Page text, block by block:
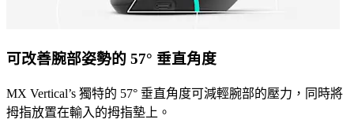
可改善腕部姿勢的 57° 垂直角度
MX Vertical’s 獨特的 57° 垂直角度可減輕腕部的壓力，同時將
拇指放置在輸入的拇指墊上。